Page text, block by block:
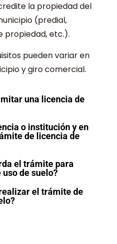
la propiedad del
(predial,
propiedad, etc.).
pueden variar en
y giro comercial.
una licencia de
o institución y en
de licencia de
el trámite para
de suelo?
el trámite de